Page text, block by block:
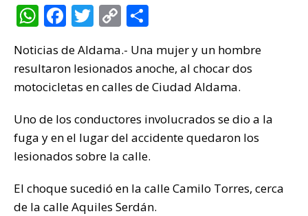
W
at
s
p
p
F
c
e
o
o
k
T
it
te
C
p
y
n
k
m
p
ti
r
Noticias de Aldama.- Una mujer y un hombre
resultaron lesionados anoche, al chocar dos
motocicletas en calles de Ciudad Aldama.
Uno de los conductores involucrados se dio a la
fuga y en el lugar del accidente quedaron los
lesionados sobre la calle.
El choque sucedió en la calle Camilo Torres, cerca
de la calle Aquiles Serdán.